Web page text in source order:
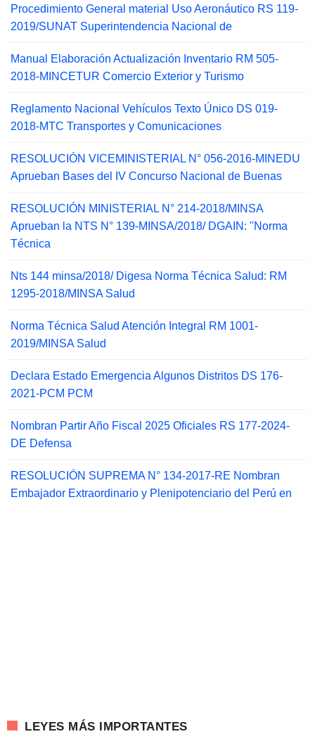
Procedimiento General material Uso Aeronáutico RS 119-
2019/SUNAT Superintendencia Nacional de
Manual Elaboración Actualización Inventario RM 505-
2018-MINCETUR Comercio Exterior y Turismo
Reglamento Nacional Vehículos Texto Único DS 019-
2018-MTC Transportes y Comunicaciones
RESOLUCIÓN VICEMINISTERIAL N° 056-2016-MINEDU
Aprueban Bases del IV Concurso Nacional de Buenas
RESOLUCIÓN MINISTERIAL N° 214-2018/MINSA
Aprueban la NTS N° 139-MINSA/2018/ DGAIN: "Norma
Técnica
Nts 144 minsa/2018/ Digesa Norma Técnica Salud: RM
1295-2018/MINSA Salud
Norma Técnica Salud Atención Integral RM 1001-
2019/MINSA Salud
Declara Estado Emergencia Algunos Distritos DS 176-
2021-PCM PCM
Nombran Partir Año Fiscal 2025 Oficiales RS 177-2024-
DE Defensa
RESOLUCIÓN SUPREMA N° 134-2017-RE Nombran
Embajador Extraordinario y Plenipotenciario del Perú en
LEYES MÁS IMPORTANTES